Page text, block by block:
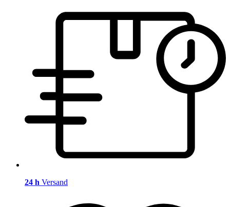
24 h Versand